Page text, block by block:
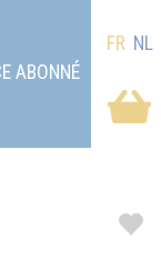
ABONNÉ
FR NL